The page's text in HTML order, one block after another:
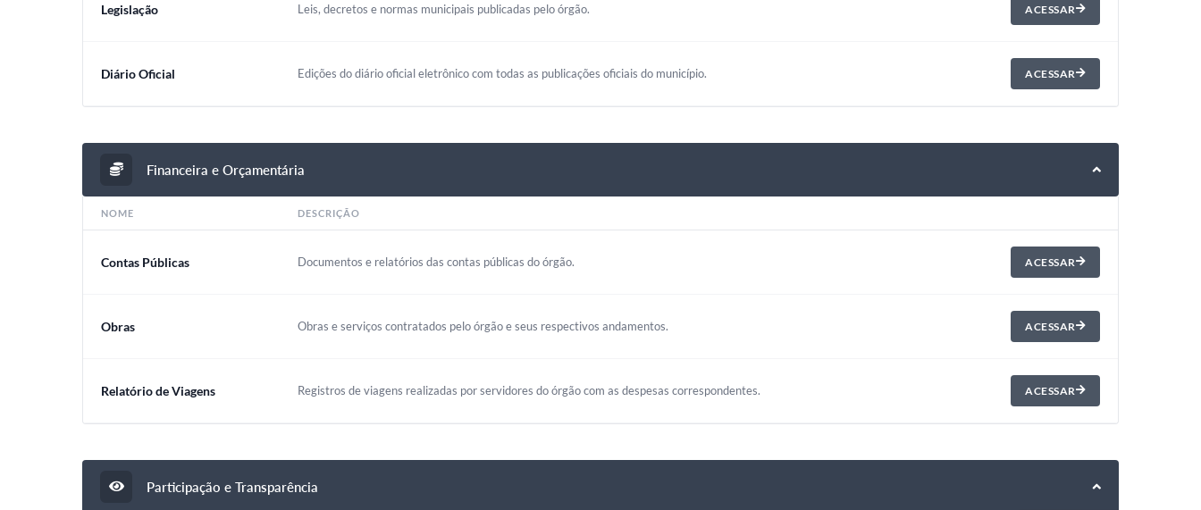
Legislação Leis, decretos e normas municipais publicadas pelo órgão. ACESSAR
Diário Oficial Edições do diário oficial eletrônico com todas as publicações oficiais do município. ACESSAR
Financeira e Orçamentária
NOME DESCRIÇÃO
Contas Públicas Documentos e relatórios das contas públicas do órgão. ACESSAR
Obras Obras e serviços contratados pelo órgão e seus respectivos andamentos. ACESSAR
Relatório de Viagens Registros de viagens realizadas por servidores do órgão com as despesas correspondentes. ACESSAR
Participação e Transparência